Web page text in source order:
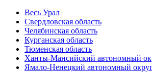
Весь Урал
Свердловская область
Челябинская область
Курганская область
Тюменская область
Ханты-Мансийский автономный
Ямало-Ненецкий автономный